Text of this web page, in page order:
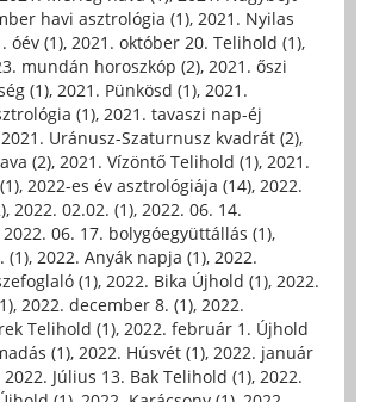
havi asztrológia (1), 2021. Nyilas
óév (1), 2021. október 20. Telihold (1),
mundán horoszkóp (2), 2021. őszi
(1), 2021. Pünkösd (1), 2021.
(1), 2021. tavaszi nap-éj
2021. Uránusz-Szaturnusz kvadrát (2),
(2), 2021. Vízöntő Telihold (1), 2021.
, 2022-es év asztrológiája (14), 2022.
, 2022. 02.02. (1), 2022. 06. 14.
2022. 06. 17. bolygóegyüttállás (1),
(1), 2022. Anyák napja (1), 2022.
(1), 2022. Bika Újhold (1), 2022.
, 2022. december 8. (1), 2022.
Telihold (1), 2022. február 1. Újhold
(1), 2022. Húsvét (1), 2022. január
2022. Július 13. Bak Telihold (1), 2022.